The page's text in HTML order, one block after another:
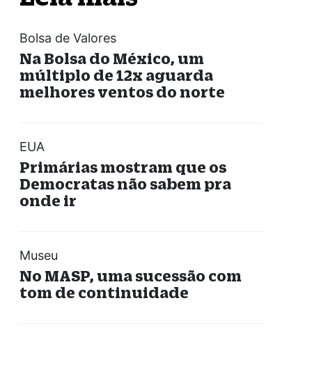
Bolsa de Valores
Na Bolsa do México, um
múltiplo de 12x aguarda
melhores ventos do norte
EUA
Primárias mostram que os
Democratas não sabem pra
onde ir
Museu
No MASP, uma sucessão com
tom de continuidade